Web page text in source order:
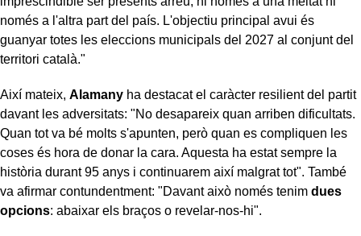
només a l'altra part del país. L'objectiu principal avui és
guanyar totes les eleccions municipals del 2027 al conjunt del
territori català."
Així mateix, Alamany ha destacat el caràcter resilient del partit
davant les adversitats: "No desapareix quan arriben dificultats.
Quan tot va bé molts s'apunten, però quan es compliquen les
coses és hora de donar la cara. Aquesta ha estat sempre la
història durant 95 anys i continuarem així malgrat tot". També
va afirmar contundentment: "Davant això només tenim dues
opcions: abaixar els braços o revelar-nos-hi".